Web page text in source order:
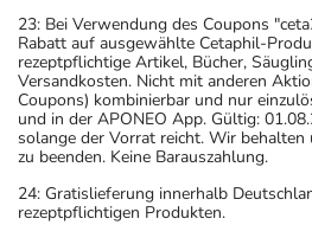
23: Bei Verwendung des Coupons
Rabatt auf ausgewählte Cetaphil-
rezeptpflichtige Artikel, Bücher,
Versandkosten. Nicht mit anderen
Coupons) kombinierbar und nur
und in der APONEO App. Gültig:
solange der Vorrat reicht. Wir
zu beenden. Keine Barauszahlung.
24: Gratislieferung innerhalb
rezeptpflichtigen Produkten.